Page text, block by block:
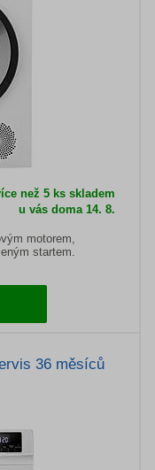
než 5 ks skladem
u vás doma 14. 8.
motorem,
startem.
36 měsíců